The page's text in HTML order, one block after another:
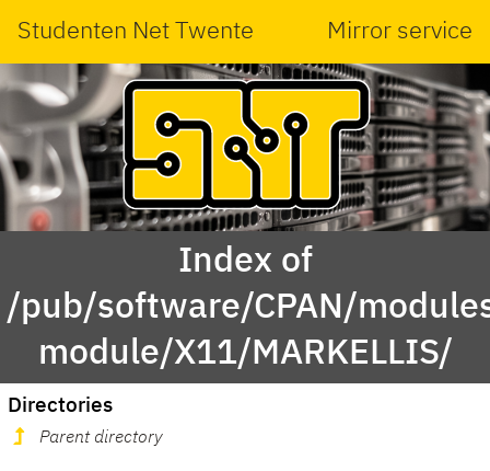
Studenten Net Twente Mirror service
Index of
/pub/software/CPAN/
module/X11/MARKELLIS/
Directories
Parent directory